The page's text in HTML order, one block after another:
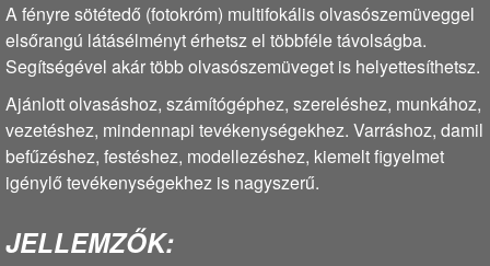
A fényre sötétedő (fotokróm) multifokális olvasószemüveggel
elsőrangú látásélményt érhetsz el többféle távolságba.
Segítségével akár több olvasószemüveget is helyettesíthetsz.
Ajánlott olvasáshoz, számítógéphez, szereléshez, munkához,
vezetéshez, mindennapi tevékenységekhez. Varráshoz, damil
befűzéshez, festéshez, modellezéshez, kiemelt figyelmet
igénylő tevékenységekhez is nagyszerű.
JELLEMZŐK: